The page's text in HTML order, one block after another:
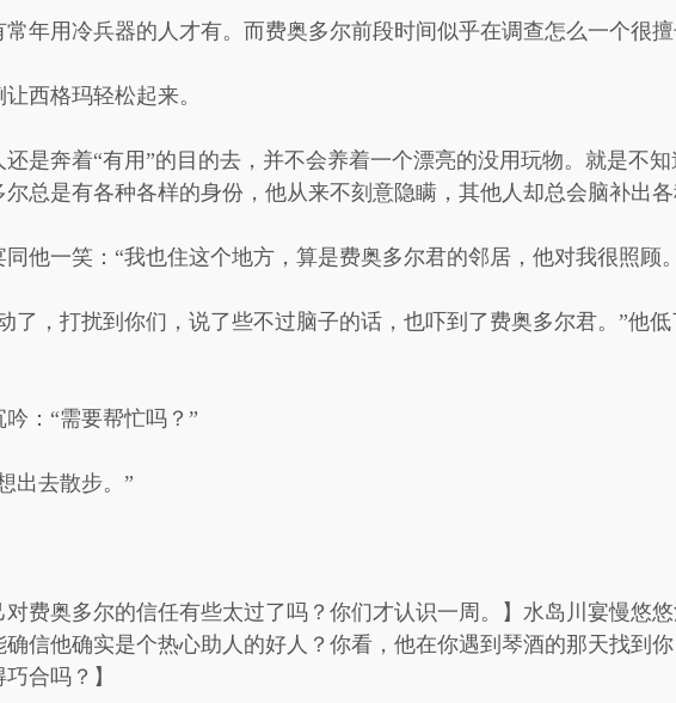
年用冷兵器的人才有。而费奥多尔前段时间似乎在调查怎么一个很擅
西格玛轻松起来。
还是奔着“有用”的目的去，并不会养着一个漂亮的没用玩物。就是不
总是有各种各样的身份，他从来不刻意隐瞒，其他人却总会脑补出各
他一笑：“我也住这个地方，算是费奥多尔君的邻居，他对我很照顾
了，打扰到你们，说了些不过脑子的话，也吓到了费奥多尔君。”他
：“需要帮忙吗？”
出去散步。”
对费奥多尔的信任有些太过了吗？你们才认识一周。】水岛川宴慢悠
信他确实是个热心助人的好人？你看，他在你遇到琴酒的那天找到
合吗？】